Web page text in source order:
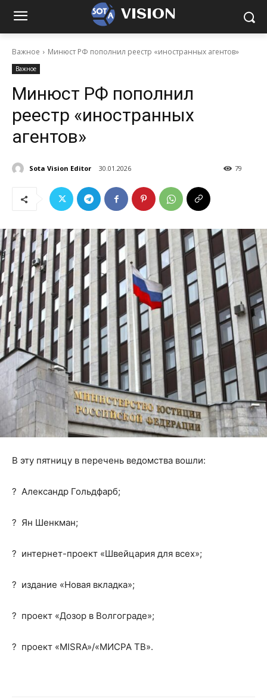
VISION
Важное Минюст РФ пополнил реестр «иностранных агентов»
Важное
Минюст РФ пополнил
реестр «иностранных
агентов»
Sota Vision Editor 30.01.2026 79
В эту пятницу в перечень ведомства вошли:
? Александр Гольдфарб;
? Ян Шенкман;
? интернет-проект «Швейцария для всех»;
? издание «Новая вкладка»;
? проект «Дозор в Волгограде»;
? проект «MISRA»/«МИСРА ТВ».